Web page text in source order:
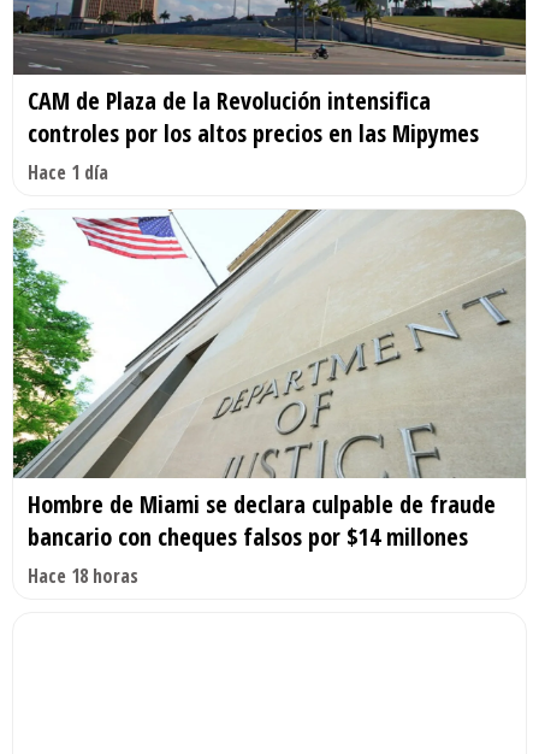
CAM de Plaza de la Revolución intensifica
controles por los altos precios en las Mipymes
Hace 1 día
Hombre de Miami se declara culpable de fraude
bancario con cheques falsos por $14 millones
Hace 18 horas